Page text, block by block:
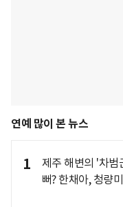
연예 많이 본 뉴스
1
제주 해변의 '차범
뻐? 한채아, 청량